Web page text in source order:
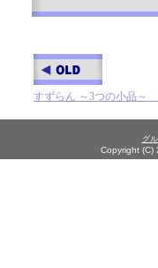
すずらん ～3つの小品～
グ
Copyright (C)